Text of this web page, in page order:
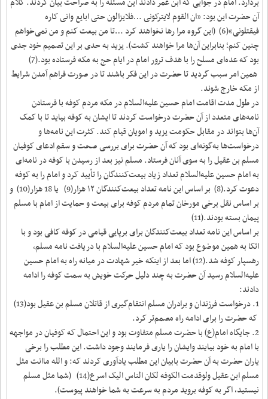
آن حضرت این بود: «ان القوم لایترکونی …فلایزالون حتی ابایع وانی کاره
فیقتلونی»(6) (این گروه مرا رها نخواهند کرد …تا من بیعت کنم و من نمی‌خواهم
چنین کنم؛ بنابراین آن‌ها مرا خواهند کشت). یزید به حدی بر این تصمیم خود جدی
بود که عده‌ای مسلح را با هدف ترور امام در ایام حج به مکه فرستاده بود.(7)
همین امر سبب گردید تا حضرت در این فکر باشند تا در صورت فراهم آمدن شرایط
از مکه خارج شوند.
در طول مدت اقامت امام حسین علیه‌السلام در مکه مردم کوفه با فرستادن
نامه‌های متعدد از آن حضرت درخواست کردند تا ایشان به کوفه بیاید تا با کمک
آن‌ها بتواند در مقابل حکومت یزید و امویان قیام کند. کثرت این نامه‌ها و
درخواست‌ها به‌گونه‌ای بود که آن حضرت برای بررسی صحت و سقم ادعای کوفیان
مسلم بن عقیل را به سوی آنان فرستاد. مسلم نیز بعد از رسیدن با کوفه در نامه‌ای
به امام حسین علیه‌السلام تعداد زیاد بیعت‌کنندگان را تأیید کرد و امام را به کوفه
دعوت کرد.(8) بر اساس این نامه تعداد بیعت‌کنندگان ۱۲ هزار(9) یا 18 هزار(10) و
بر اساس نقل برخی مورخان تمام مردم کوفه برای بیعت و حمایت از امام با مسلم
پیمان بسته بودند.(11)
بر اساس این نامه تعداد بیعت‌کنندگان برای برپایی قیامی در کوفه کافی بود و با
اتکا به همین موضوع بود که امام حسین علیه‌السلام با دریافت نامه مسلم،
رهسپار کوفه شد.(12) اما بعد از اینکه خیر شهادت در میانه راه به امام حسین
علیه‌السلام رسید آن حضرت به چند دلیل حرکت خویش به سمت کوفه را ادامه
دادند:
1. درخواست فرزندان و برادران مسلم انتقام‌گیری از قاتلان مسلم بن عقیل بود(13)
که حضرت را برای ادامه راه مصمم‌تر کرد.
2. جایگاه امام(ع) با حضرت مسلم متفاوت بود و این احتمال که کوفیان در مواجهه
با امام به خود بیایند وایشان را یاری فرمایند وجود داشت. این مطلب را برخی
یاران حضرت به آن حضرت بابیان این مطلب یادآوری کردند که: و الله ماانت مثل
مسلم ابن عقیل ولوقدمت الکوفه لکان الناس الیک اسرع(14) (شما مثل مسلم
نیستید، اگر به کوفه بروید مردم به سرعت به شما خواهند پیوست).